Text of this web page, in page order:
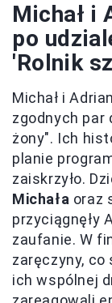
Michał i
po
'Rolnik
Michał i
zgodnych par
żony". Ich
planie
zaiskrzyło.
Michała oraz
przyciągnęły
zaufanie. W
zaręczyny, co
ich wspólnej